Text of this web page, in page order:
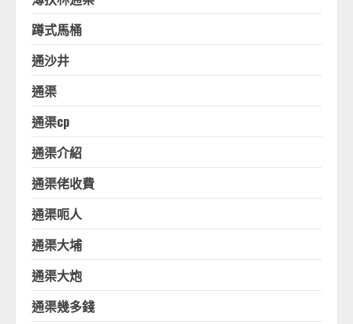
蹲式馬桶
通沙井
通渠
通渠cp
通渠介紹
通渠佬收費
通渠呃人
通渠大埔
通渠大炮
通渠幾多錢